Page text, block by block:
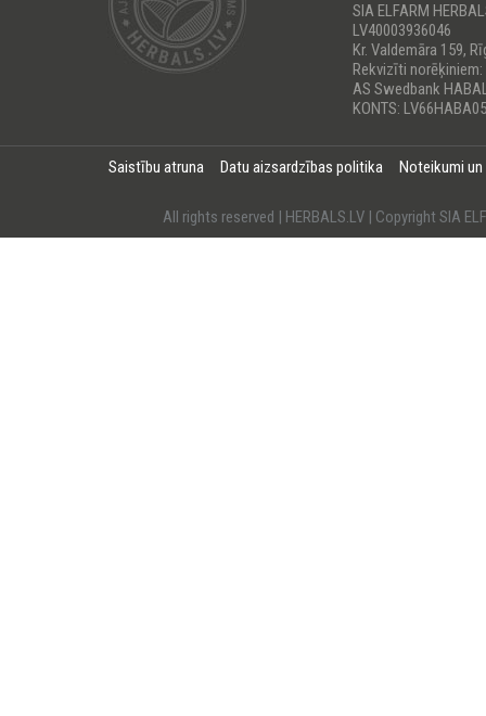
SIA ELFARM
LV40003936046
Kr. Valdemāra 159,
Rekvizīti norēķiniem:
AS Swedbank
KONTS:
Saistību atruna Datu aizsardzības politika Noteikumi
All rights reserved | HERBALS.LV | Copyright SIA